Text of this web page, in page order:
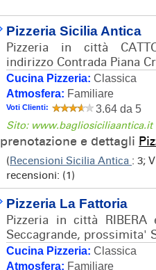
Pizzeria Sicilia Antica
Pizzeria in città
indirizzo Contrada Piana
Cucina Pizzeria: Classica
Atmosfera: Familiare
Voti Clienti: 3.64 da 5
Sito: www.bagliosiciliaantica.it
prenotazione e dettagli
(Recensioni Sicilia Antica : 3;
recensioni: (1)
Pizzeria La Fattoria
Pizzeria in città
Seccagrande, prossimita'
Cucina Pizzeria: Classica
Atmosfera: Familiare